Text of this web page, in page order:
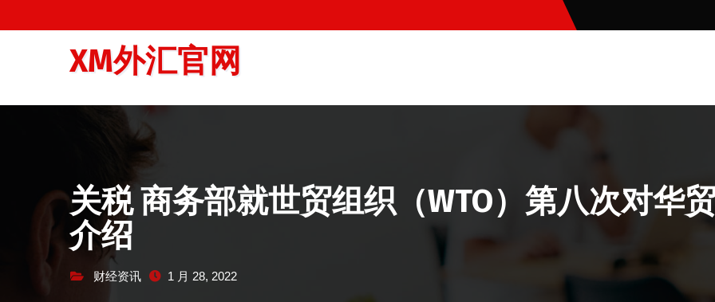
至
XM外汇官网
关税 商务部就世贸组织（WTO）第八次对华
介绍
财经资讯 1 月 28, 2022